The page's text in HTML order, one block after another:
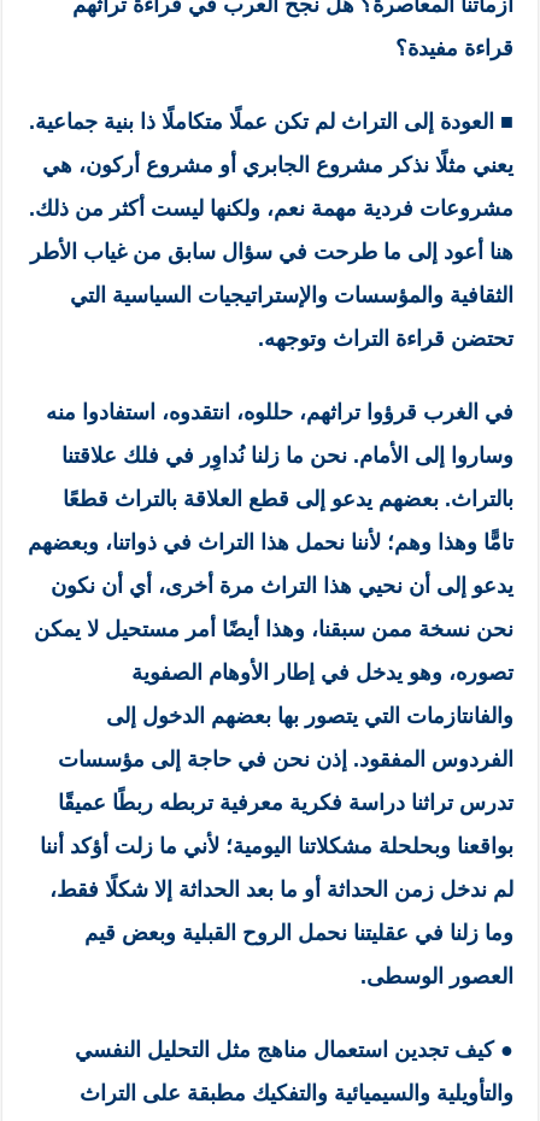
أزماتنا المعاصرة؟ هل نجح العرب في قراءة تراثهم
قراءة مفيدة؟
■ العودة إلى التراث لم تكن عملًا متكاملًا ذا بنية جماعية.
يعني مثلًا نذكر مشروع الجابري أو مشروع أركون، هي
مشروعات فردية مهمة نعم، ولكنها ليست أكثر من ذلك.
هنا أعود إلى ما طرحت في سؤال سابق من غياب الأطر
الثقافية والمؤسسات والإستراتيجيات السياسية التي
تحتضن قراءة التراث وتوجهه.
في الغرب قرؤوا تراثهم، حللوه، انتقدوه، استفادوا منه
وساروا إلى الأمام. نحن ما زلنا نُداوِر في فلك علاقتنا
بالتراث. بعضهم يدعو إلى قطع العلاقة بالتراث قطعًا
تامًّا وهذا وهم؛ لأننا نحمل هذا التراث في ذواتنا، وبعضهم
يدعو إلى أن نحيي هذا التراث مرة أخرى، أي أن نكون
نحن نسخة ممن سبقنا، وهذا أيضًا أمر مستحيل لا يمكن
تصوره، وهو يدخل في إطار الأوهام الصفوية
والفانتازمات التي يتصور بها بعضهم الدخول إلى
الفردوس المفقود. إذن نحن في حاجة إلى مؤسسات
تدرس تراثنا دراسة فكرية معرفية تربطه ربطًا عميقًا
بواقعنا وبحلحلة مشكلاتنا اليومية؛ لأني ما زلت أؤكد أننا
لم ندخل زمن الحداثة أو ما بعد الحداثة إلا شكلًا فقط،
وما زلنا في عقليتنا نحمل الروح القبلية وبعض قيم
العصور الوسطى.
● كيف تجدين استعمال مناهج مثل التحليل النفسي
والتأويلية والسيميائية والتفكيك مطبقة على التراث